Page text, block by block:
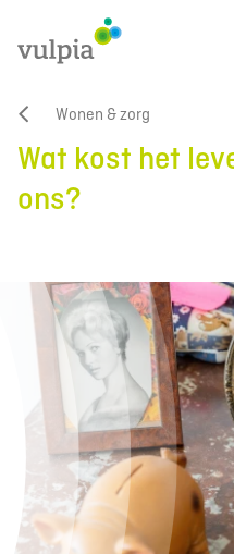
Wonen & zorg
Wat kost het
ons?